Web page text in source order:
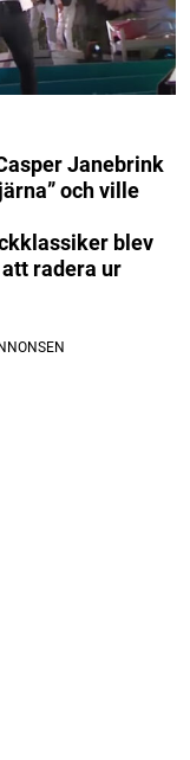
Janebrink
och ville
blev
radera ur